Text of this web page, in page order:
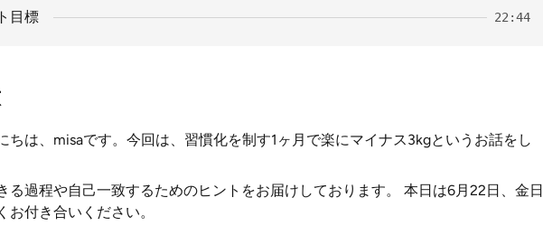
目標 22:44
ちは、misaです。今回は、習慣化を制す1ヶ月で楽にマイナス3kgというお話をし
る過程や自己一致するためのヒントをお届けしております。 本日は6月22日、金日
付き合いください。